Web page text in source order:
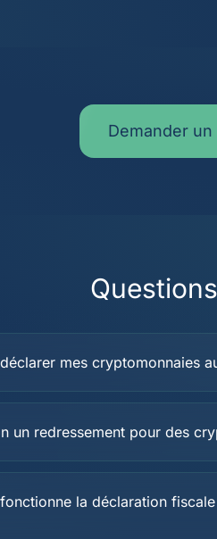
Demander un
mes cryptomonnaies
un redressement pour des
la déclaration